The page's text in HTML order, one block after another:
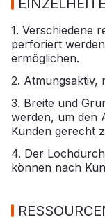
1. Verschiedene
perforiert
ermöglichen.
2. Atmungsaktiv,
3. Breite und
werden, um den
Kunden gerecht
4. Der
können nach